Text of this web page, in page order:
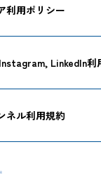
利用ポリシー
LinkedIn利
ネル利用規約